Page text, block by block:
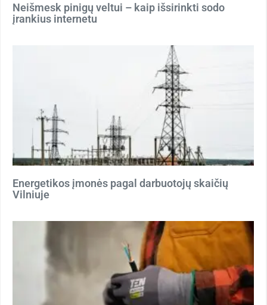
Neišmesk pinigų veltui – kaip išsirinkti sodo
įrankius internetu
Energetikos įmonės pagal darbuotojų skaičių
Vilniuje